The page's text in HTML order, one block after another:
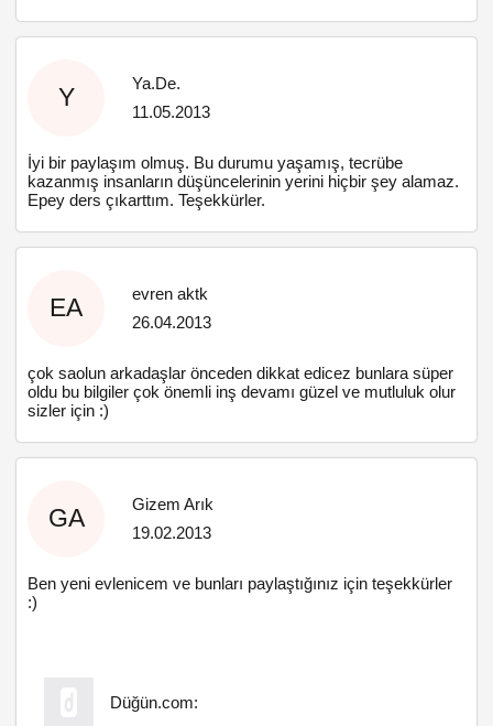
Y
Ya.De.
11.05.2013
İyi bir paylaşım olmuş. Bu durumu yaşamış, tecrübe
kazanmış insanların düşüncelerinin yerini hiçbir şey alamaz.
Epey ders çıkarttım. Teşekkürler.
EA
evren aktk
26.04.2013
çok saolun arkadaşlar önceden dikkat edicez bunlara süper
oldu bu bilgiler çok önemli inş devamı güzel ve mutluluk olur
sizler için :)
GA
Gizem Arık
19.02.2013
Ben yeni evlenicem ve bunları paylaştığınız için teşekkürler
:)
Düğün.com: